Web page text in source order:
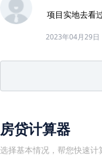
项目实地去看
2023年04月29日
房贷计算器
选择基本情况，帮您快速计